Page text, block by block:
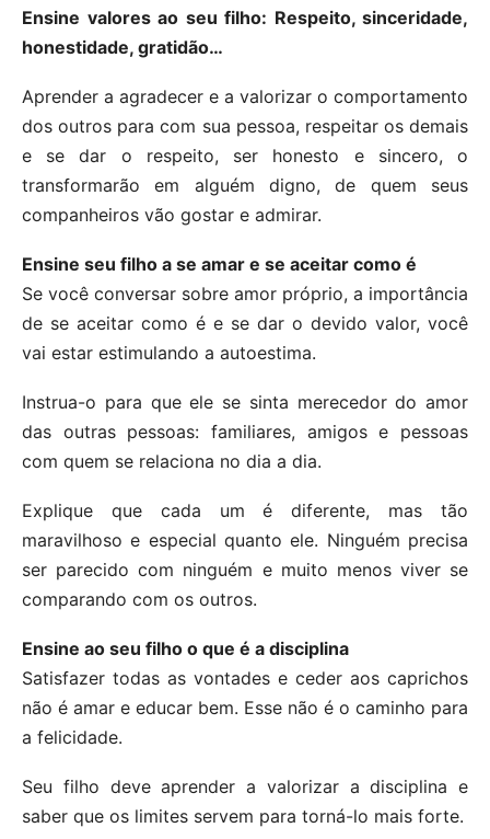
Ensine valores ao seu filho: Respeito, sinceridade,
honestidade, gratidão…
Aprender a agradecer e a valorizar o comportamento
dos outros para com sua pessoa, respeitar os demais
e se dar o respeito, ser honesto e sincero, o
transformarão em alguém digno, de quem seus
companheiros vão gostar e admirar.
Ensine seu filho a se amar e se aceitar como é
Se você conversar sobre amor próprio, a importância
de se aceitar como é e se dar o devido valor, você
vai estar estimulando a autoestima.
Instrua-o para que ele se sinta merecedor do amor
das outras pessoas: familiares, amigos e pessoas
com quem se relaciona no dia a dia.
Explique que cada um é diferente, mas tão
maravilhoso e especial quanto ele. Ninguém precisa
ser parecido com ninguém e muito menos viver se
comparando com os outros.
Ensine ao seu filho o que é a disciplina
Satisfazer todas as vontades e ceder aos caprichos
não é amar e educar bem. Esse não é o caminho para
a felicidade.
Seu filho deve aprender a valorizar a disciplina e
saber que os limites servem para torná-lo mais forte.